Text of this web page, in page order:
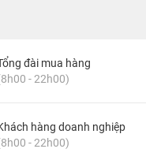
đài mua hàng
- 22h00)
hàng doanh nghiệp
- 22h00)